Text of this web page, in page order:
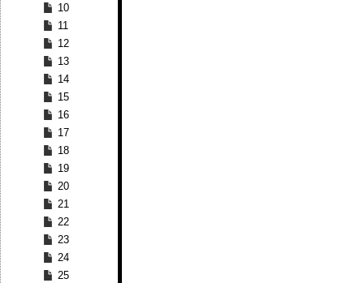
10
11
12
13
14
15
16
17
18
19
20
21
22
23
24
25